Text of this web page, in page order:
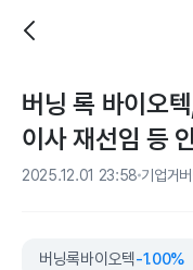
버닝 록 바이오
이사 재선임 등
2025.12.01 23:58 기업거
버닝록바이오텍-1.00%